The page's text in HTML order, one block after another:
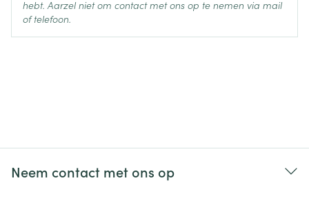
hebt. Aarzel niet om contact met ons op te nemen via mail
of telefoon.
Neem contact met ons op